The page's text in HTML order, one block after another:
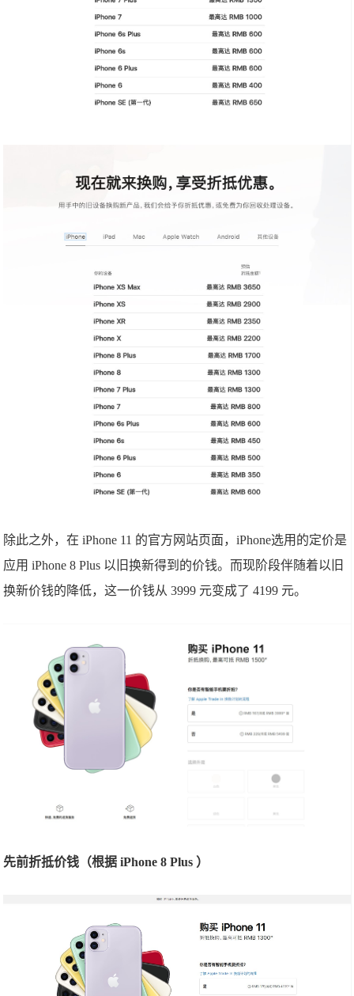
除此之外，在 iPhone 11 的官方网站页面，iPhone选用的定价是
应用 iPhone 8 Plus 以旧换新得到的价钱。而现阶段伴随着以旧
换新价钱的降低，这一价钱从 3999 元变成了 4199 元。
先前折抵价钱（根据 iPhone 8 Plus ）